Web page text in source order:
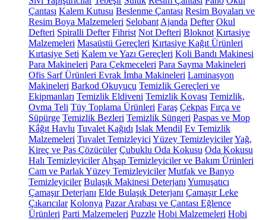
Çantası Kalem Kutusu Beslenme Çantası Resim Boyaları ve
Resim Boya Malzemeleri Selobant Ajanda Defter Okul
Defteri Spiralli Defter Fihrist Not Defteri Bloknot Kırtasiye
Malzemeleri Masaüstü Gereçleri Kırtasiye Kağıt Ürünleri
Kırtasiye Seti Kalem ve Yazı Gereçleri Koli Bandı Makinesi
Para Makineleri Para Çekmeceleri Para Sayma Makineleri
Ofis Sarf Ürünleri Evrak İmha Makineleri Laminasyon
Makineleri Barkod Okuyucu Temizlik Gereçleri ve
Ekipmanları Temizlik Eldiveni Temizlik Kovası Temizlik,
Ovma Teli Tüy Toplama Ürünleri Faraş Çekpas Fırça ve
Süpürge Temizlik Bezleri Temizlik Süngeri Paspas ve Mop
Kâğıt Havlu Tuvalet Kağıdı Islak Mendil Ev Temizlik
Malzemeleri Tuvalet Temizleyici Yüzey TemizleyicilerYağ,
Kireç ve Pas Çözücüler Çubuklu Oda Kokusu Oda Kokusu
Halı Temizleyiciler Ahşap Temizleyiciler ve Bakım Ürünleri
Cam ve Parlak Yüzey Temizleyiciler Mutfak ve Banyo
Temizleyiciler Bulaşık Makinesi Deterjanı Yumuşatıcı
Çamaşır Deterjanı Elde Bulaşık Deterjanı Çamaşır Leke
Çıkarıcılar Kolonya Pazar Arabası ve Çantası Eğlence
Ürünleri Parti Malzemeleri Puzzle Hobi Malzemeleri Hobi